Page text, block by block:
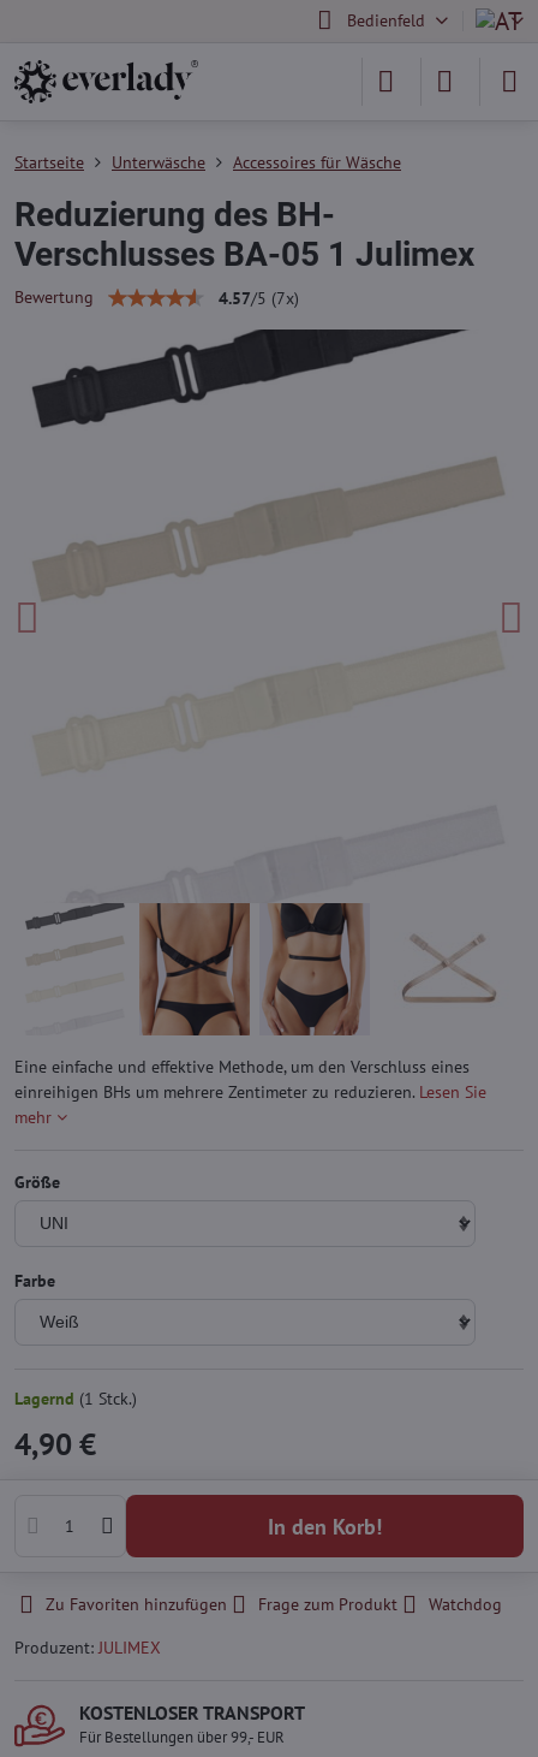
Bedienfeld
Startseite Unterwäsche Accessoires für Wäsche
Reduzierung des BH-
Verschlusses BA-05 1 Julimex
Bewertung 4.57/5 (7x)
Eine einfache und effektive Methode, um den Verschluss eines
einreihigen BHs um mehrere Zentimeter zu reduzieren. Lesen Sie
mehr
Größe
Farbe
Lagernd (1 Stck.)
4,90 €
In den Korb!
Zu Favoriten hinzufügen Frage zum Produkt
Watchdog
Produzent:JULIMEX
KOSTENLOSER TRANSPORT
Für Bestellungen über 99,- EUR